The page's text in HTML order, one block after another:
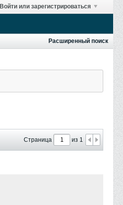
Войти или зарегистрироваться
Расширенный поиск
Страница из 1